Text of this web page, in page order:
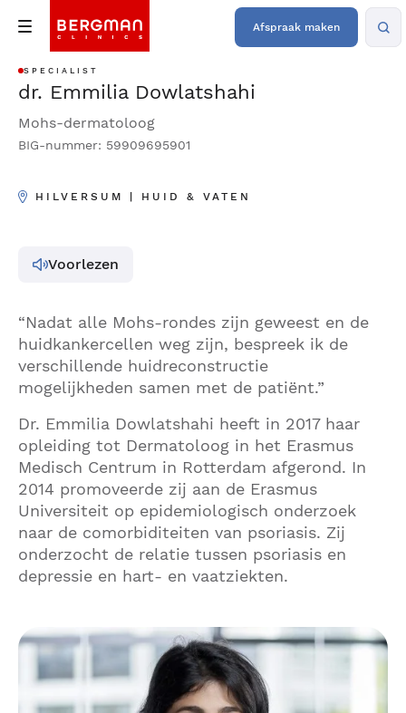
Afspraak maken
SPECIALIST
dr. Emmilia Dowlatshahi
Mohs-dermatoloog
BIG-nummer: 59909695901
HILVERSUM | HUID & VATEN
Voorlezen
“Nadat alle Mohs-rondes zijn geweest en de
huidkankercellen weg zijn, bespreek ik de
verschillende huidreconstructie
mogelijkheden samen met de patiënt.”
Dr. Emmilia Dowlatshahi heeft in 2017 haar
opleiding tot Dermatoloog in het Erasmus
Medisch Centrum in Rotterdam afgerond. In
2014 promoveerde zij aan de Erasmus
Universiteit op epidemiologisch onderzoek
naar de comorbiditeiten van psoriasis. Zij
onderzocht de relatie tussen psoriasis en
depressie en hart- en vaatziekten.